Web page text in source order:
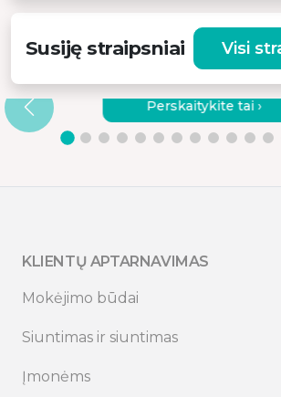
Susiję straipsniai Visi
KODĖL VERTA RINKTIS
VIBRACINĮ
Perskaitykite tai ›
KLIENTŲ APTARNAVIMAS
Mokėjimo būdai
Siuntimas ir siuntimas
Įmonėms